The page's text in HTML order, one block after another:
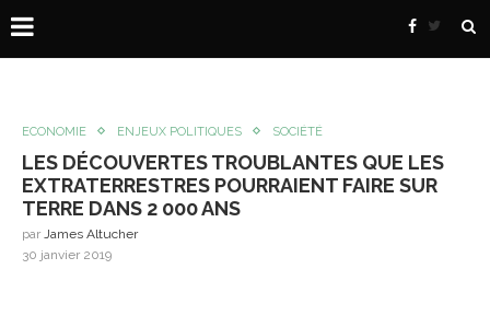
ECONOMIE ENJEUX POLITIQUES SOCIÉTÉ
LES DÉCOUVERTES TROUBLANTES QUE LES
EXTRATERRESTRES POURRAIENT FAIRE SUR
TERRE DANS 2 000 ANS
par James Altucher
30 janvier 2019